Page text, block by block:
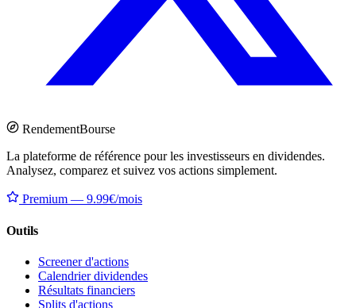
RendementBourse
La plateforme de référence pour les investisseurs en dividendes.
Analysez, comparez et suivez vos actions simplement.
Premium — 9.99€/mois
Outils
Screener d'actions
Calendrier dividendes
Résultats financiers
Splits d'actions